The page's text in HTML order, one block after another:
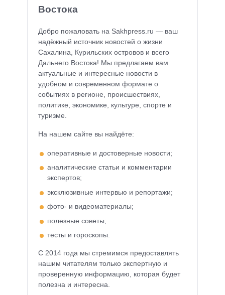
Востока
Добро пожаловать на Sakhpress.ru — ваш
надёжный источник новостей о жизни
Сахалина, Курильских островов и всего
Дальнего Востока! Мы предлагаем вам
актуальные и интересные новости в
удобном и современном формате о
событиях в регионе, происшествиях,
политике, экономике, культуре, спорте и
туризме.
На нашем сайте вы найдёте:
оперативные и достоверные новости;
аналитические статьи и комментарии
экспертов;
эксклюзивные интервью и репортажи;
фото- и видеоматериалы;
полезные советы;
тесты и гороскопы.
С 2014 года мы стремимся предоставлять
нашим читателям только экспертную и
проверенную информацию, которая будет
полезна и интересна.